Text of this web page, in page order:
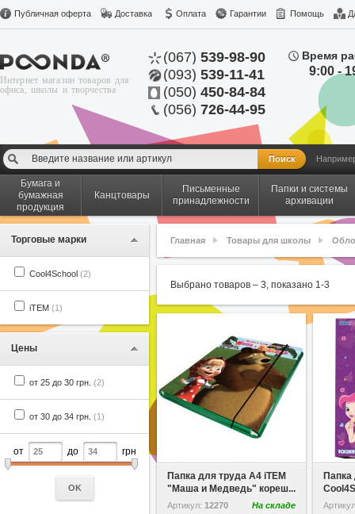
Публичная оферта Доставка Оплата Гарантии Помощь
Интернет магазин товаров для
офиса, школы и творчества
(067) 539-98-90
(093) 539-11-41
(050) 450-84-84
(056) 726-44-95
Время
9:00 -
Бумага и
бумажная
продукция
Канцтовары
Письменные
принадлежности
Папки и системы
архивации
Торговые марки
Cool4School (2)
iTEM (1)
Цены
от 25 до 30 грн. (2)
от 30 до 34 грн. (1)
от до грн
OK
Главная Товары для школы
Выбрано товаров – 3, показано 1-3
Папка для труда A4 iTEM
"Маша и Медведь" кореш...
Артикул: 12270
На складе
В
Папка